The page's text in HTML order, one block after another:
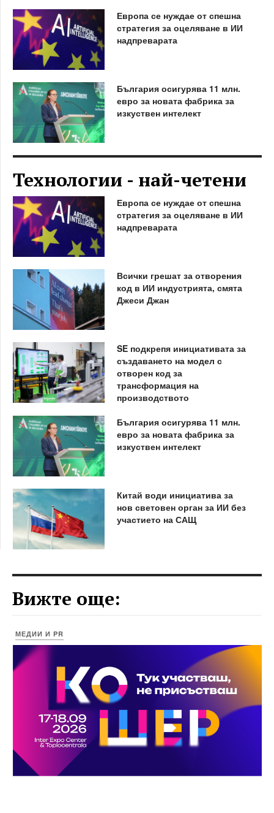
Европа се нуждае от спешна
стратегия за оцеляване в ИИ
надпреварата
България осигурява 11 млн.
евро за новата фабрика за
изкуствен интелект
Технологии - най-четени
Европа се нуждае от спешна
стратегия за оцеляване в ИИ
надпреварата
Всички грешат за отворения
код в ИИ индустрията, смята
Джеси Джан
SE подкрепя инициативата за
създаването на модел с
отворен код за
трансформация на
производството
България осигурява 11 млн.
евро за новата фабрика за
изкуствен интелект
Китай води инициатива за
нов световен орган за ИИ без
участието на САЩ
Вижте още:
МЕДИИ И PR